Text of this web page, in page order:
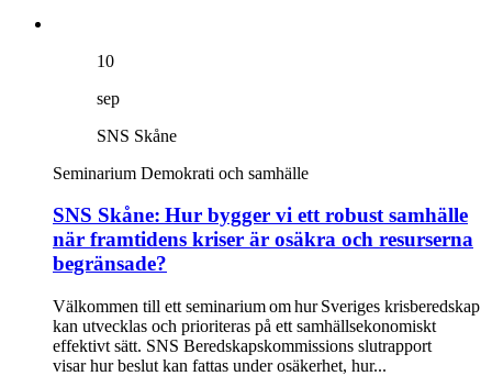
10
sep
SNS Skåne
Seminarium Demokrati och samhälle
SNS Skåne: Hur bygger vi ett robust samhälle
när framtidens kriser är osäkra och resurserna
begränsade?
Välkommen till ett seminarium om hur Sveriges krisberedskap
kan utvecklas och prioriteras på ett samhällsekonomiskt
effektivt sätt. SNS Beredskapskommissions slutrapport
visar hur beslut kan fattas under osäkerhet, hur...